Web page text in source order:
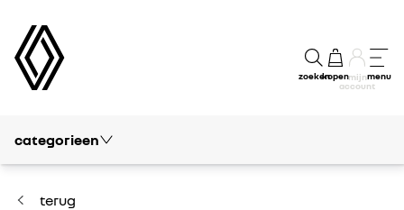
zoekenkopenmijn
account
menu
categorieen
blog
terug